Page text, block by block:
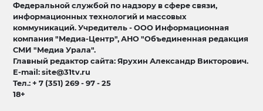
Федеральной службой по надзору в сфере связи,
информационных технологий и массовых
коммуникаций. Учредитель - ООО Информационная
компания "Медиа-Центр", АНО "Объединенная редакция
СМИ "Медиа Урала".
Главный редактор сайта: Ярухин Александр Викторович.
E-mail: site@31tv.ru
Тел.: + 7 (351) 269 - 97 - 25
18+